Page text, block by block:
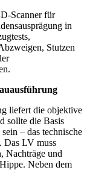
Scanner für
in
Stutzen
liefert die objektive
sollte die Basis
– das technische
Das LV muss
Nachträge und
Neben dem